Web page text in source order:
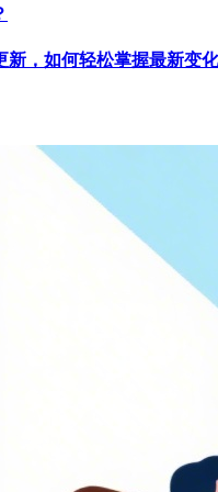
新，如何轻松掌握最新变